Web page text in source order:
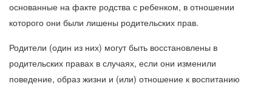
основанные на факте родства с ребенком, в отношении
которого они были лишены родительских прав.
Родители (один из них) могут быть восстановлены в
родительских правах в случаях, если они изменили
поведение, образ жизни и (или) отношение к воспитанию